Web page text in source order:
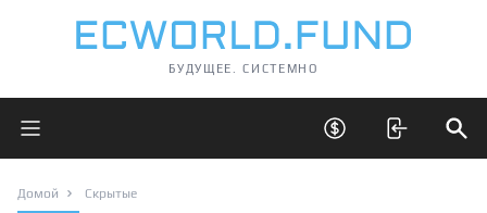
БУДУЩЕЕ. СИСТЕМНО
Открыть главное меню Открыть скрытые
Домой Скрытые